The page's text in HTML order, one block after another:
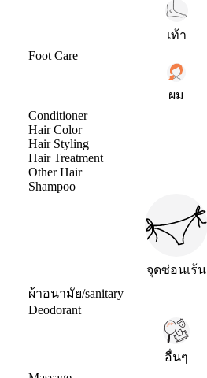
เท้า
Foot Care
ผม
Conditioner
Hair Color
Hair Styling
Hair Treatment
Other Hair
Shampoo
จุดซ่อนเร้น
ผ้าอนามัย/sanitary
Deodorant
อื่นๆ